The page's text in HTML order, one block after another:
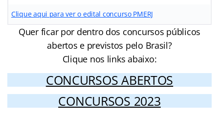
Clique aqui para ver o edital concurso PMERJ
Quer ficar por dentro dos concursos públicos
abertos e previstos pelo Brasil?
Clique nos links abaixo:
CONCURSOS ABERTOS
CONCURSOS 2023